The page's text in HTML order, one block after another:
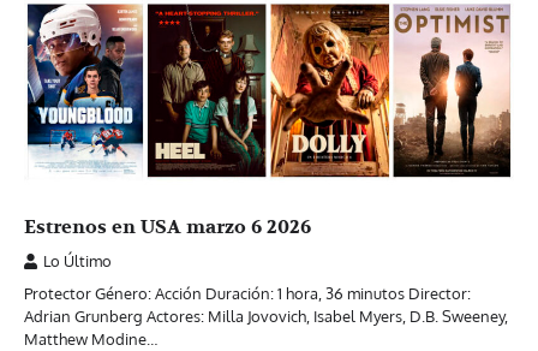
Estrenos en USA marzo 6 2026
Lo Último
Protector Género: Acción Duración: 1 hora, 36 minutos Director:
Adrian Grunberg Actores: Milla Jovovich, Isabel Myers, D.B. Sweeney,
Matthew Modine…